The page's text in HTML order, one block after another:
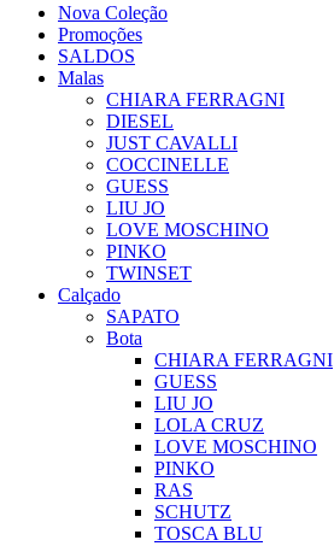
Nova Coleção
Promoções
SALDOS
Malas
CHIARA FERRAGNI
DIESEL
JUST CAVALLI
COCCINELLE
GUESS
LIU JO
LOVE MOSCHINO
PINKO
TWINSET
Calçado
SAPATO
Bota
CHIARA FERRAGNI
GUESS
LIU JO
LOLA CRUZ
LOVE MOSCHINO
PINKO
RAS
SCHUTZ
TOSCA BLU